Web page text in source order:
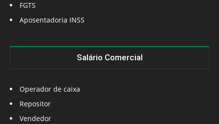
FGTS
Aposentadoria INSS
Salário Comercial
Operador de caixa
Repositor
Vendedor